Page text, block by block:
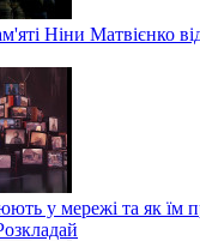
Ніни Матвієнко
у мережі та як їм